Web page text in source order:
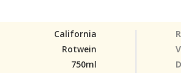
California
Rotwein
750ml